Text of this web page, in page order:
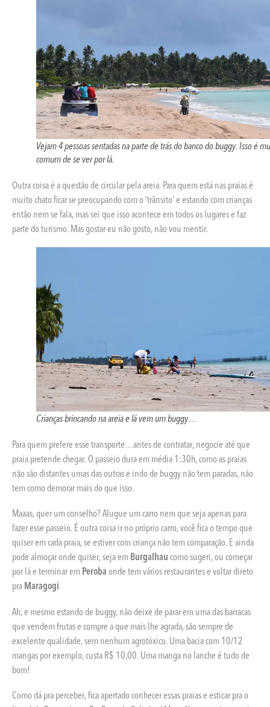
Vejam 4 pessoas sentadas na parte de trás do banco do buggy. Isso é
comum de se ver por lá.
Outra coisa é a questão de circular pela areia. Para quem está nas praias é
muito chato ficar se preocupando com o ‘trânsito’ e estando com crianças
então nem se fala, mas sei que isso acontece em todos os lugares e faz
parte do turismo. Mas gostar eu não gosto, não vou mentir.
Crianças brincando na areia e lá vem um buggy…
Para quem prefere esse transporte…antes de contratar, negocie até que
praia pretende chegar. O passeio dura em média 1:30h, como as praias
não são distantes umas das outras e indo de buggy não tem paradas, não
tem como demorar mais do que isso.
Maaas, quer um conselho? Alugue um carro nem que seja apenas para
fazer esse passeio. É outra coisa ir no próprio carro, você fica o tempo que
quiser em cada praia, se estiver com criança não tem comparação. E ainda
pode almoçar onde quiser, seja em Burgalhau como sugeri, ou começar
por lá e terminar em Peroba onde tem vários restaurantes e voltar direto
pra Maragogi.
Ah, e mesmo estando de buggy, não deixe de parar em uma das barracas
que vendem frutas e compre a que mais lhe agrada, são sempre de
excelente qualidade, sem nenhum agrotóxico. Uma bacia com 10/12
mangas por exemplo, custa R$ 10,00. Uma manga no lanche é tudo de
bom!
Como dá pra perceber, fica apertado conhecer essas praias e esticar pra o